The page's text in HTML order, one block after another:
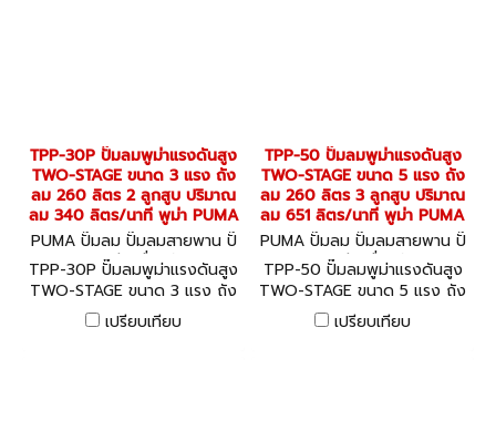
TPP-30P ปั๊มลมพูม่าแรงดันสูง
TWO-STAGE ขนาด 3 แรง ถัง
ลม 260 ลิตร 2 ลูกสูบ ปริมาณ
ลม 340 ลิตร/นาที พูม่า PUMA
PUMA ปั๊มลม ปั๊มลมสายพาน ปั๊
มลมออยล์ฟรี เครื่องอัดลม TP
P-30P
TPP-30P ปั๊มลมพูม่าแรงดันสูง
TWO-STAGE ขนาด 3 แรง ถัง
ลม 260 ลิตร 2 ลูกสูบ ปริมาณ
ลม 340 ลิตร/นาที พูม่า PUMA
เปรียบเทียบ
TPP-50 ปั๊มลมพูม่าแรงดันสูง
TWO-STAGE ขนาด 5 แรง ถัง
ลม 260 ลิตร 3 ลูกสูบ ปริมาณ
ลม 651 ลิตร/นาที พูม่า PUMA
PUMA ปั๊มลม ปั๊มลมสายพาน ปั๊
มลมออยล์ฟรี เครื่องอัดลม TP
P-50
TPP-50 ปั๊มลมพูม่าแรงดันสูง
TWO-STAGE ขนาด 5 แรง ถัง
ลม 260 ลิตร 3 ลูกสูบ ปริมาณ
ลม 651 ลิตร/นาที พูม่า PUMA
เปรียบเทียบ